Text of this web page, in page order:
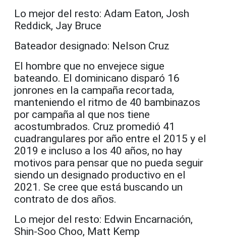
Lo mejor del resto: Adam Eaton, Josh
Reddick, Jay Bruce
Bateador designado: Nelson Cruz
El hombre que no envejece sigue
bateando. El dominicano disparó 16
jonrones en la campaña recortada,
manteniendo el ritmo de 40 bambinazos
por campaña al que nos tiene
acostumbrados. Cruz promedió 41
cuadrangulares por año entre el 2015 y el
2019 e incluso a los 40 años, no hay
motivos para pensar que no pueda seguir
siendo un designado productivo en el
2021. Se cree que está buscando un
contrato de dos años.
Lo mejor del resto: Edwin Encarnación,
Shin-Soo Choo, Matt Kemp